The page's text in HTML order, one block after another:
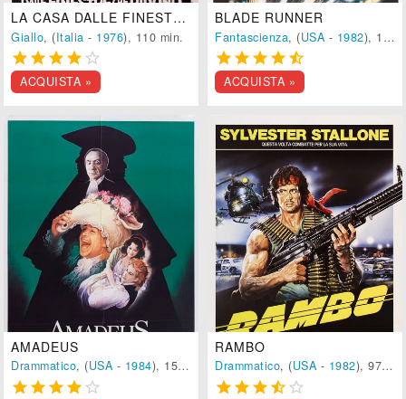
LA CASA DALLE FINESTRE CHE RIDONO
Giallo, (Italia - 1976), 110 min.
    
ACQUISTA »
BLADE RUNNER
Fantascienza, (USA - 1982), 117 min.
    
ACQUISTA »
AMADEUS
Drammatico, (USA - 1984), 158 min.
    
RAMBO
Drammatico, (USA - 1982), 97 min.
    